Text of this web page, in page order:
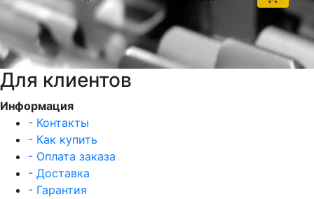
Для клиентов
Информация
- Контакты
- Как купить
- Оплата заказа
- Доставка
- Гарантия